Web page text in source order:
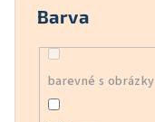
Barva
barevné s obrázky